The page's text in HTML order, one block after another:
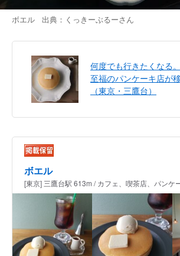
ボエル 出典： くっきーぶるーさん
何度でも行きたくなる
至福のパンケーキ店が
（東京・三鷹台）
ボエル
[東京] 三鷹台駅 613m / カフェ、喫茶店、パンケ